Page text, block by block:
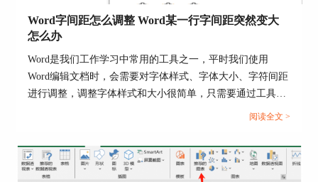
Word字间距怎么调整 Word某一行字间距突然变大
怎么办
Word是我们工作学习中常用的工具之一，平时我们使用
Word编辑文档时，会需要对字体样式、字体大小、字符间距
进行调整，调整字体样式和大小很简单，只需要通过工具栏
就可以设置，但字符间距该如何操作呢？下面我们就来学习
么办的相关内容。...
阅读全文 >